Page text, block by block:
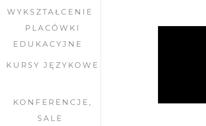
WYKSZTAŁCENIE
PLACÓWKI
EDUKACYJNE
KURSY JĘZYKOWE
KONFERENCJE,
SALE